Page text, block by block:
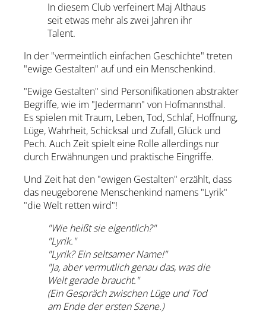
In diesem Club verfeinert Maj Althaus
seit etwas mehr als zwei Jahren ihr
Talent.
In der "vermeintlich einfachen Geschichte" treten
"ewige Gestalten" auf und ein Menschenkind.
"Ewige Gestalten" sind Personifikationen abstrakter
Begriffe, wie im "Jedermann" von Hofmannsthal.
Es spielen mit Traum, Leben, Tod, Schlaf, Hoffnung,
Lüge, Wahrheit, Schicksal und Zufall, Glück und
Pech. Auch Zeit spielt eine Rolle allerdings nur
durch Erwähnungen und praktische Eingriffe.
Und Zeit hat den "ewigen Gestalten" erzählt, dass
das neugeborene Menschenkind namens "Lyrik"
"die Welt retten wird"!
"Wie heißt sie eigentlich?"
"Lyrik."
"Lyrik? Ein seltsamer Name!"
"Ja, aber vermutlich genau das, was die
Welt gerade braucht."
(Ein Gespräch zwischen Lüge und Tod
am Ende der ersten Szene.)